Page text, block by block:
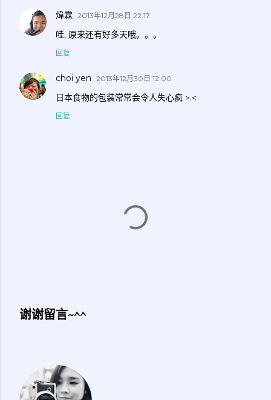
煒霖 2013年12月28日 22:17
哇, 原来还有好多天哦。。。
回复
choi yen 2013年12月30日 12:00
日本食物的包装常常会令人失心疯 >.<
回复
论
谢谢留言~^^